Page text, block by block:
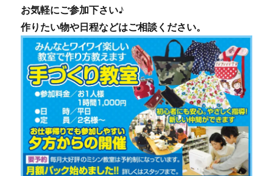
お気軽にご参加下さい♪
作りたい物や日程などはご相談ください。